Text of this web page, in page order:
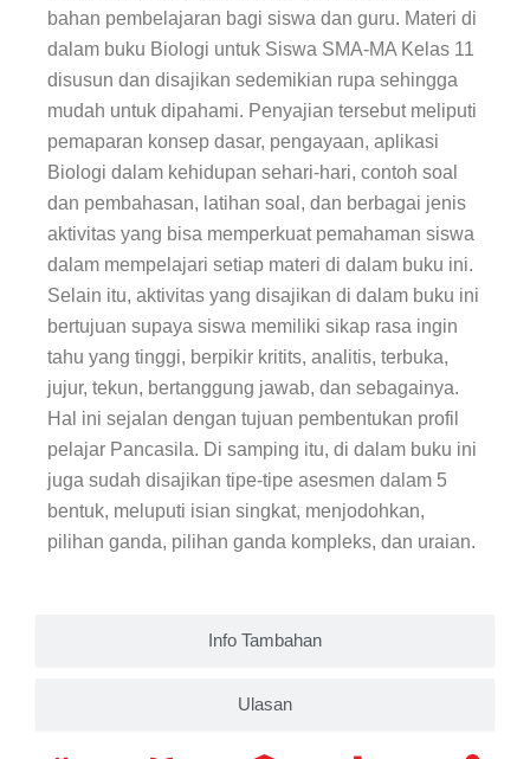
Info Tambahan
Ulasan
bahan pembelajaran bagi siswa dan guru. Materi di
dalam buku Biologi untuk Siswa SMA-MA Kelas 11
disusun dan disajikan sedemikian rupa sehingga
mudah untuk dipahami. Penyajian tersebut meliputi
pemaparan konsep dasar, pengayaan, aplikasi
Biologi dalam kehidupan sehari-hari, contoh soal
dan pembahasan, latihan soal, dan berbagai jenis
aktivitas yang bisa memperkuat pemahaman siswa
dalam mempelajari setiap materi di dalam buku ini.
Selain itu, aktivitas yang disajikan di dalam buku ini
bertujuan supaya siswa memiliki sikap rasa ingin
tahu yang tinggi, berpikir kritits, analitis, terbuka,
jujur, tekun, bertanggung jawab, dan sebagainya.
Hal ini sejalan dengan tujuan pembentukan profil
pelajar Pancasila. Di samping itu, di dalam buku ini
juga sudah disajikan tipe-tipe asesmen dalam 5
bentuk, meluputi isian singkat, menjodohkan,
pilihan ganda, pilihan ganda kompleks, dan uraian.